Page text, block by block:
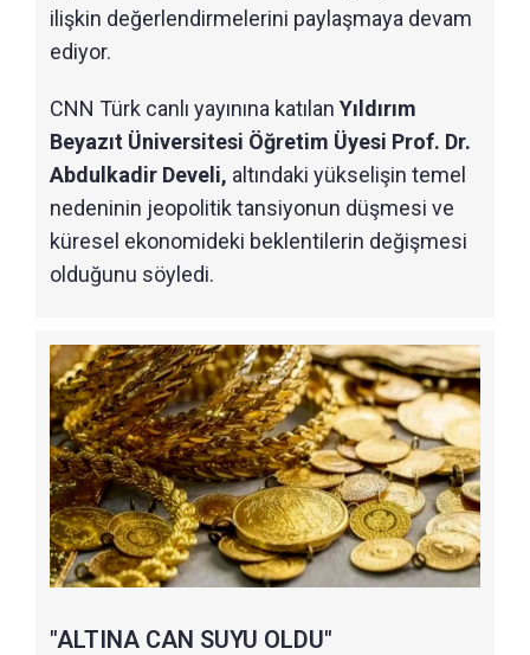
ilişkin değerlendirmelerini paylaşmaya devam
ediyor.
CNN Türk canlı yayınına katılan Yıldırım
Beyazıt Üniversitesi Öğretim Üyesi Prof. Dr.
Abdulkadir Develi, altındaki yükselişin temel
nedeninin jeopolitik tansiyonun düşmesi ve
küresel ekonomideki beklentilerin değişmesi
olduğunu söyledi.
"ALTINA CAN SUYU OLDU"